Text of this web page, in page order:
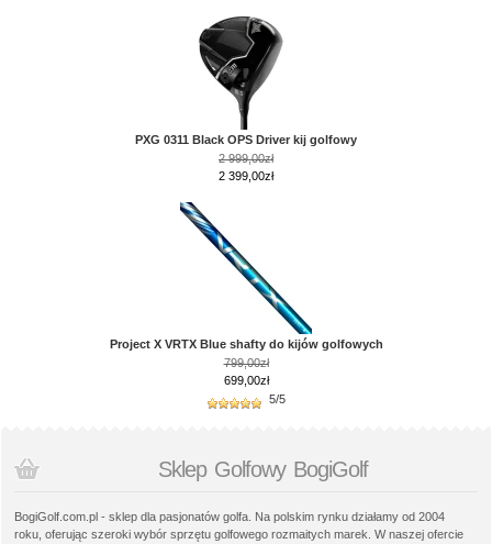
PXG 0311 Black OPS Driver kij golfowy
2 999,00zł
2 399,00zł
Project X VRTX Blue shafty do kijów golfowych
799,00zł
699,00zł
5/5
Sklep Golfowy BogiGolf
BogiGolf.com.pl - sklep dla pasjonatów golfa. Na polskim rynku działamy od 2004
roku, oferując szeroki wybór sprzętu golfowego rozmaitych marek. W naszej ofercie